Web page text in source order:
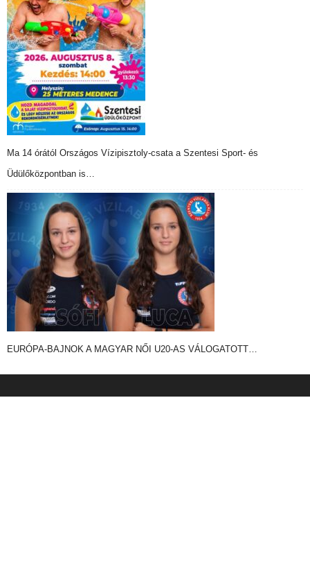
Ma 14 órától Országos Vízipisztoly-csata a Szentesi Sport- és
Üdülőközpontban is…
EURÓPA-BAJNOK A MAGYAR NŐI U20-AS VÁLOGATOTT…